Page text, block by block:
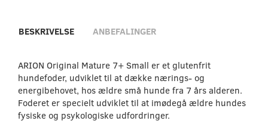
BESKRIVELSE ANBEFALINGER
ARION Original Mature 7+ Small er et glutenfrit
hundefoder, udviklet til at dække nærings- og
energibehovet, hos ældre små hunde fra 7 års alderen.
Foderet er specielt udviklet til at imødegå ældre hundes
fysiske og psykologiske udfordringer.